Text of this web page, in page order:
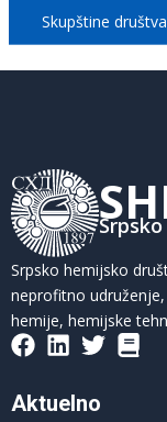
Skupštine društva
Srpsko hemijsko
neprofitno
hemije, hemijske
Aktuelno